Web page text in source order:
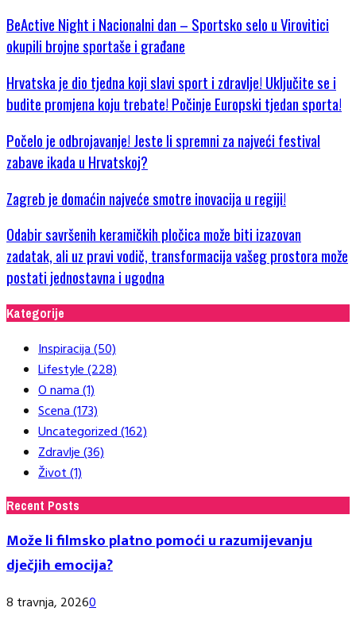
BeActive Night i Nacionalni dan – Sportsko selo u Virovitici
okupili brojne sportaše i građane
Hrvatska je dio tjedna koji slavi sport i zdravlje! Uključite se i
budite promjena koju trebate! Počinje Europski tjedan sporta!
Počelo je odbrojavanje! Jeste li spremni za najveći festival
zabave ikada u Hrvatskoj?
Zagreb je domaćin najveće smotre inovacija u regiji!
Odabir savršenih keramičkih pločica može biti izazovan
zadatak, ali uz pravi vodič, transformacija vašeg prostora može
postati jednostavna i ugodna
Kategorije
Inspiracija(50)
Lifestyle(228)
O nama(1)
Scena(173)
Uncategorized(162)
Zdravlje(36)
Život(1)
Recent Posts
Može li filmsko platno pomoći u razumijevanju
dječjih emocija?
8 travnja, 20260